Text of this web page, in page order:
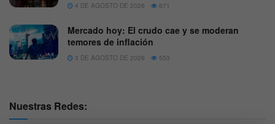
4 DE AGOSTO DE 2026 671
Mercado hoy: El crudo cae y se moderan
temores de inflación
3 DE AGOSTO DE 2026 553
Nuestras Redes: